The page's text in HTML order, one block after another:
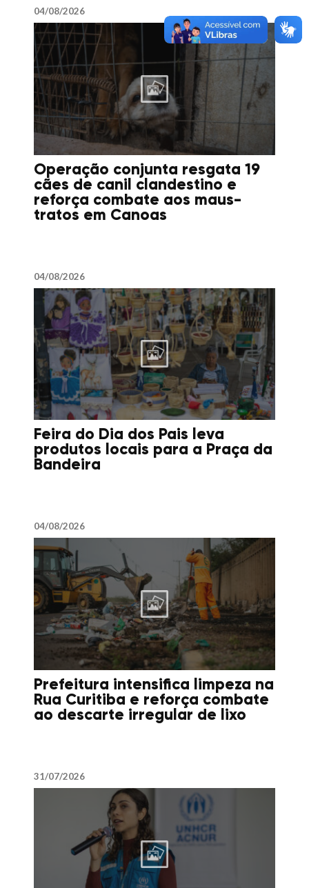
04/08/2026
Operação conjunta resgata 19
cães de canil clandestino e
reforça combate aos maus-
tratos em Canoas
04/08/2026
Feira do Dia dos Pais leva
produtos locais para a Praça da
Bandeira
04/08/2026
Prefeitura intensifica limpeza na
Rua Curitiba e reforça combate
ao descarte irregular de lixo
31/07/2026